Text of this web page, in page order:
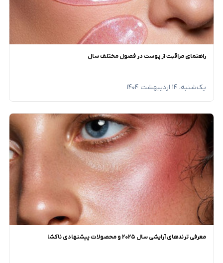
راهنمای مراقبت از پوست در فصول مختلف سال
یک‌شنبه، ۱۴ اردیبهشت ۱۴۰۴
معرفی ترندهای آرایشی سال ۲۰۲۵ و محصولات پیشنهادی ناکشا